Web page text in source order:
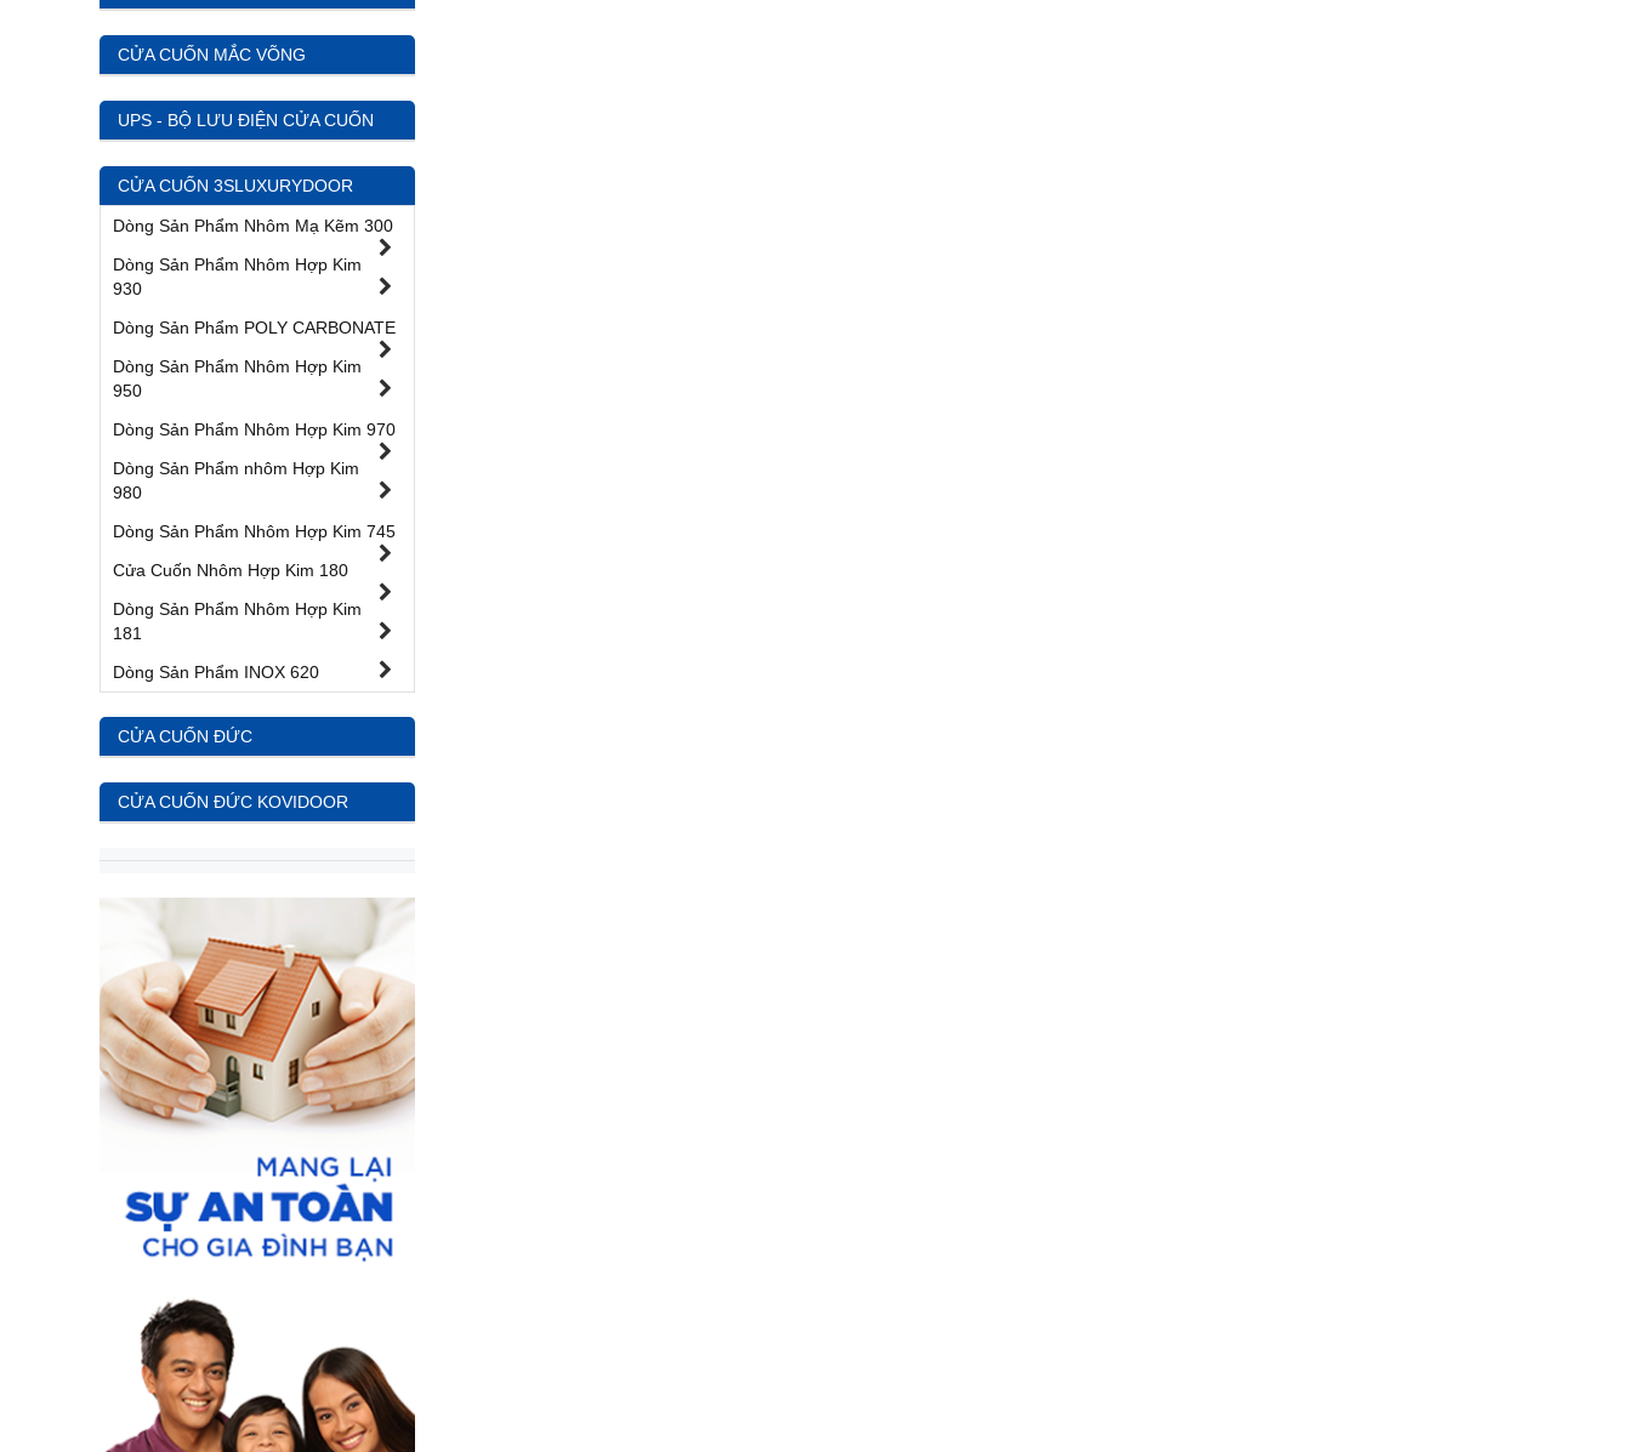
CỬA CUỐN MẮC VÕNG
UPS - BỘ LƯU ĐIỆN CỬA CUỐN
CỬA CUỐN 3SLUXURYDOOR
Dòng Sản Phẩm Nhôm Mạ Kẽm 300
Dòng Sản Phẩm Nhôm Hợp Kim
930
Dòng Sản Phẩm POLY CARBONATE
Dòng Sản Phẩm Nhôm Hợp Kim
950
Dòng Sản Phẩm Nhôm Hợp Kim 970
Dòng Sản Phẩm nhôm Hợp Kim
980
Dòng Sản Phẩm Nhôm Hợp Kim 745
Cửa Cuốn Nhôm Hợp Kim 180
Dòng Sản Phẩm Nhôm Hợp Kim
181
Dòng Sản Phẩm INOX 620
CỬA CUỐN ĐỨC
CỬA CUỐN ĐỨC KOVIDOOR